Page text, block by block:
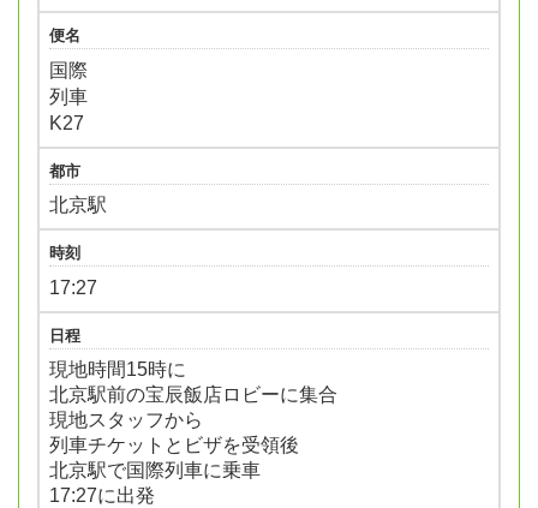
便名
国際
列車
K27
都市
北京駅
時刻
17:27
日程
現地時間15時に
北京駅前の宝辰飯店ロビーに集合
現地スタッフから
列車チケットとビザを受領後
北京駅で国際列車に乗車
17:27に出発